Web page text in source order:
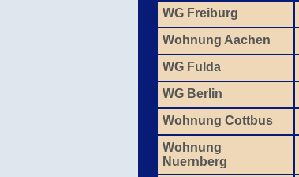
WG Freiburg
Wohnung Aachen
WG Fulda
WG Berlin
Wohnung Cottbus
Wohnung
Nuernberg